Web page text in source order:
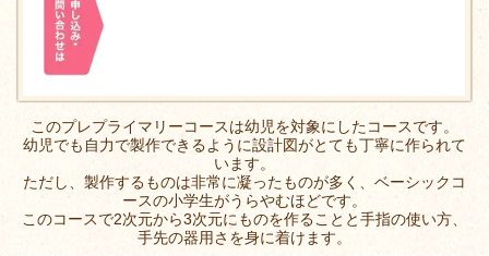
このプレプライマリーコースは幼児を対象にしたコースです。
幼児でも自力で製作できるように設計図がとても丁寧に作られて
います。
ただし、製作するものは非常に凝ったものが多く、ベーシックコ
ースの小学生がうらやむほどです。
このコースで2次元から3次元にものを作ることと手指の使い方、
手先の器用さを身に着けます。